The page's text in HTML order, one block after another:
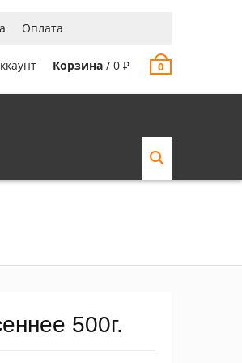
Оплата
Корзина / 0 ₽ 0
500г.